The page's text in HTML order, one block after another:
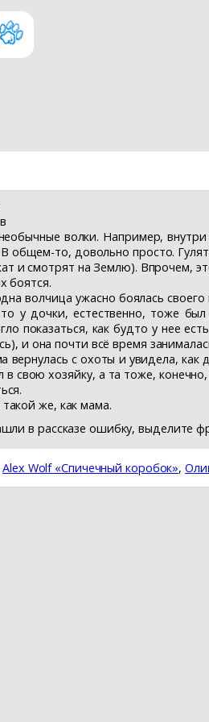
волки. Например,
В общем-то, довольно просто.
и смотрят на Землю). Впрочем,
боятся.
волчица ужасно боялась
у дочки, естественно, тоже
показаться, как будто у нее
и она почти всё время
с охоты и увидела, как
в свою хозяйку, а та тоже,
же, как мама.
в рассказе ошибку, выделите
Alex Wolf «Спичечный коробок»,